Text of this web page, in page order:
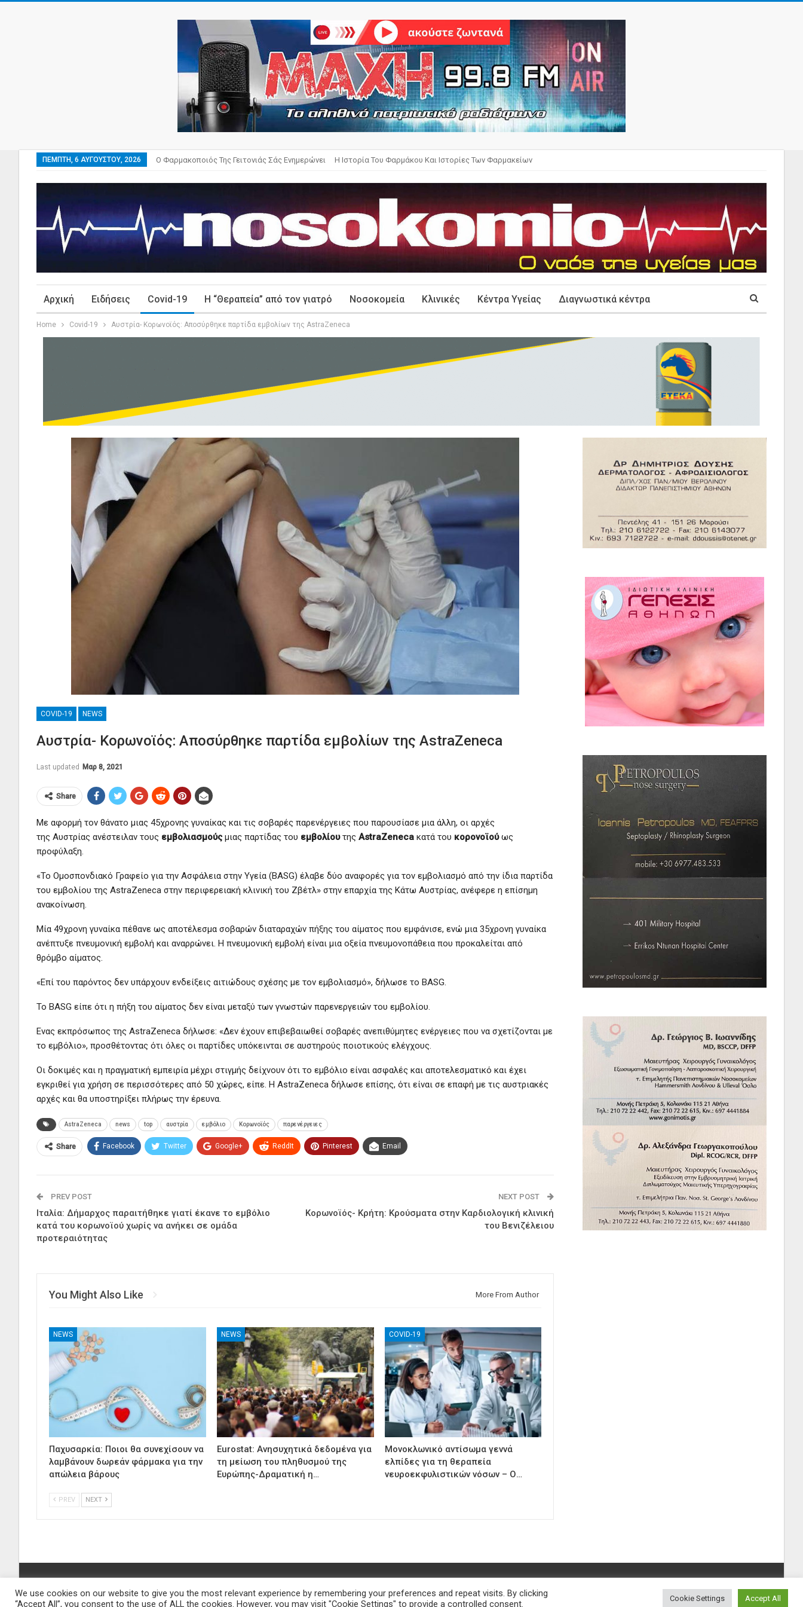
ΠΈΜΠΤΗ, 6 ΑΥΓΟΎΣΤΟΥ, 2026 Ο Φαρμακοποιός Της Γειτονιάς Σάς Ενημερώνει Η Ιστορία Του Φαρμάκου Και Ιστορίες Των Φαρμακείων
Αρχική Ειδήσεις Covid-19 Η “Θεραπεία” από τον γιατρό Νοσοκομεία Κλινικές Κέντρα Υγείας Διαγνωστικά κέντρα
Home Covid-19 Αυστρία- Κορωνοϊός: Αποσύρθηκε παρτίδα εμβολίων της AstraZeneca
COVID-19 NEWS
Αυστρία- Κορωνοϊός: Αποσύρθηκε παρτίδα εμβολίων της AstraZeneca
Last updated Μαρ 8, 2021
Share
Με αφορμή τον θάνατο μιας 45χρονης γυναίκας και τις σοβαρές παρενέργειες που παρουσίασε μια άλλη, οι αρχές
της Αυστρίας ανέστειλαν τους εμβολιασμούς μιας παρτίδας του εμβολίουτης AstraZeneca κατά του κορονοϊούως
προφύλαξη.
«Το Ομοσπονδιακό Γραφείο για την Ασφάλεια στην Υγεία (BASG) έλαβε δύο αναφορές για τον εμβολιασμό από την ίδια παρτίδα
του εμβολίου της AstraZeneca στην περιφερειακή κλινική του Ζβέτλ» στην επαρχία της Κάτω Αυστρίας, ανέφερε η επίσημη
ανακοίνωση.
Μία 49χρονη γυναίκα πέθανε ως αποτέλεσμα σοβαρών διαταραχών πήξης του αίματος που εμφάνισε, ενώ μια 35χρονη γυναίκα
ανέπτυξε πνευμονική εμβολή και αναρρώνει. Η πνευμονική εμβολή είναι μια οξεία πνευμονοπάθεια που προκαλείται από
θρόμβο αίματος.
«Επί του παρόντος δεν υπάρχουν ενδείξεις αιτιώδους σχέσης με τον εμβολιασμό», δήλωσε το BASG.
Το BASG είπε ότι η πήξη του αίματος δεν είναι μεταξύ των γνωστών παρενεργειών του εμβολίου.
Ενας εκπρόσωπος της AstraZeneca δήλωσε: «Δεν έχουν επιβεβαιωθεί σοβαρές ανεπιθύμητες ενέργειες που να σχετίζονται με
το εμβόλιο», προσθέτοντας ότι όλες οι παρτίδες υπόκεινται σε αυστηρούς ποιοτικούς ελέγχους.
Οι δοκιμές και η πραγματική εμπειρία μέχρι στιγμής δείχνουν ότι το εμβόλιο είναι ασφαλές και αποτελεσματικό και έχει
εγκριθεί για χρήση σε περισσότερες από 50 χώρες, είπε. Η AstraZeneca δήλωσε επίσης, ότι είναι σε επαφή με τις αυστριακές
αρχές και θα υποστηρίξει πλήρως την έρευνα.
AstraZeneca news top αυστρία εμβόλιο Κορωνοϊός παρενέργειες
Share Facebook Twitter Google+ ReddIt Pinterest Email
PREV POST
Ιταλία: Δήμαρχος παραιτήθηκε γιατί έκανε το εμβόλιο
κατά του κορωνοϊού χωρίς να ανήκει σε ομάδα
προτεραιότητας
NEXT POST
Κορωνοϊός- Κρήτη: Κρούσματα στην Καρδιολογική κλινική
του Βενιζέλειου
You Might Also Like More From Author
NEWS
Παχυσαρκία: Ποιοι θα συνεχίσουν να
λαμβάνουν δωρεάν φάρμακα για την
απώλεια βάρους
NEWS
Eurostat: Ανησυχητικά δεδομένα για
τη μείωση του πληθυσμού της
Ευρώπης-Δραματική η…
COVID-19
Μονοκλωνικό αντίσωμα γεννά
ελπίδες για τη θεραπεία
νευροεκφυλιστικών νόσων – Ο…
PREV NEXT
© 2026 - Νοσοκομείο. All Rights Reserved.
We use cookies on our website to give you the most relevant experience by remembering your preferences and repeat visits. By clicking
“Accept All”, you consent to the use of ALL the cookies. However, you may visit "Cookie Settings" to provide a controlled consent.
Cookie Settings Accept All